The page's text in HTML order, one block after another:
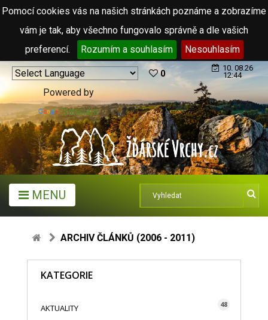
Pomocí cookies vás na našich stránkách poznáme a zobrazíme
vám je tak, aby všechno fungovalo správně a dle vašich
preferencí.
Rozumím a souhlasím Nesouhlasím
Powered by
Translate
0
10. 08.26
12:44
MENU
ARCHIV ČLÁNKŮ (2006 - 2011)
KATEGORIE
AKTUALITY 48